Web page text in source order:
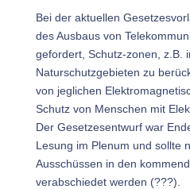
Bei der aktuellen
des Ausbaus von
gefordert, Schutz-zonen, z.B.
Naturschutzgebieten zu
von jeglichen
Schutz von Menschen mit
Der Gesetzesentwurf war
Lesung im Plenum und sollte
Ausschüssen in den
verabschiedet werden (???).